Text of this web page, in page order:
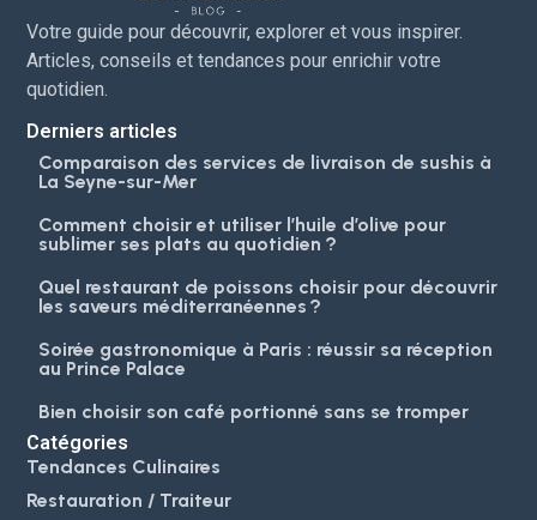
Votre guide pour découvrir, explorer et vous inspirer.
Articles, conseils et tendances pour enrichir votre
quotidien.
Derniers articles
Comparaison des services de livraison de sushis à
La Seyne-sur-Mer
Comment choisir et utiliser l’huile d’olive pour
sublimer ses plats au quotidien ?
Quel restaurant de poissons choisir pour découvrir
les saveurs méditerranéennes ?
Soirée gastronomique à Paris : réussir sa réception
au Prince Palace
Bien choisir son café portionné sans se tromper
Catégories
Tendances Culinaires
Restauration / Traiteur